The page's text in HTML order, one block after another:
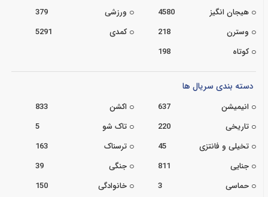
هیجان انگیز
4580 ورزشی
379
وسترن
218 کمدی
5291
کوتاه
198
دسته بندی سریال ها
انیمیشن 637 اکشن
833
تاریخی
220 تاک شو
5
تخیلی و فانتزی
45 ترسناک
163
جنایی
811 جنگی
39
حماسی
3 خانوادگی
150